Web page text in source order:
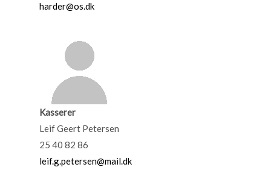
harder@os.dk
Kasserer
Leif Geert Petersen
25 40 82 86
leif.g.petersen@mail.dk